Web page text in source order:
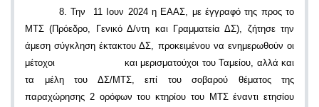
8. Την 11 Ιουν 2024 η ΕΑΑΣ, με έγγραφό της προς το
ΜΤΣ (Πρόεδρο, Γενικό Δ/ντη και Γραμματεία ΔΣ), ζήτησε την
άμεση σύγκληση έκτακτου ΔΣ, προκειμένου να ενημερωθούν οι
μέτοχοι και μερισματούχοι του Ταμείου, αλλά και
τα μέλη του ΔΣ/ΜΤΣ, επί του σοβαρού θέματος της
παραχώρησης 2 ορόφων του κτηρίου του ΜΤΣ έναντι ετησίου